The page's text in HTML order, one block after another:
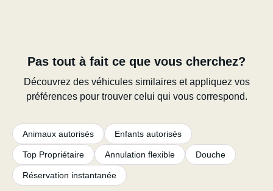
Pas tout à fait ce que vous cherchez?
Découvrez des véhicules similaires et appliquez vos
préférences pour trouver celui qui vous correspond.
Animaux autorisés Enfants autorisés
Top Propriétaire Annulation flexible Douche
Réservation instantanée